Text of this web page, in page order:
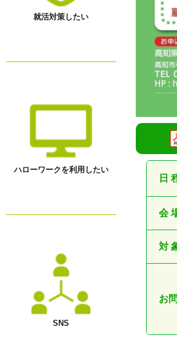
就活対策したい
ハローワークを利用したい
SNS
日
会
対
お